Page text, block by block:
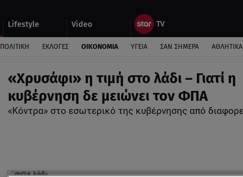
Lifestyle Video
ΠΟΛΙΤΙΚΗ ΕΚΛΟΓΕΣ ΟΙΚΟΝΟΜΙΑ ΥΓΕΙΑ ΣΑΝ ΣΗΜΕΡΑ ΑΘΛΗΤΙΚΑ
«Χρυσάφι» η τιμή στο λάδι – Γιατί η
κυβέρνηση δε μειώνει τον ΦΠΑ
«Κόντρα» στο εσωτερικό της κυβέρνησης από